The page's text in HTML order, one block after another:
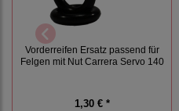
Vorderreifen Ersatz passend für
Felgen mit Nut Carrera Servo 140
1,30 € *